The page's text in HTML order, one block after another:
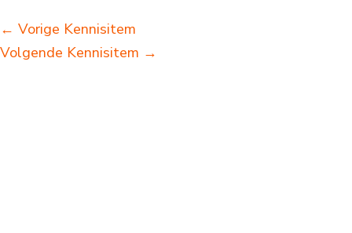
← Vorige Kennisitem
Volgende Kennisitem →